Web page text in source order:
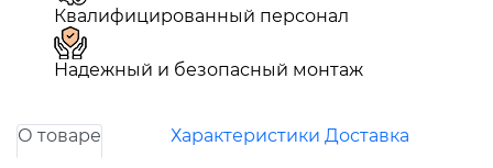
Квалифицированный персонал
Надежный и безопасный монтаж
О товаре Характеристики Доставка